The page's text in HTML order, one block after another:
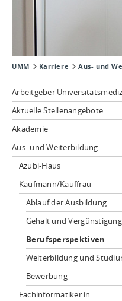
UMM Karriere Aus- und
Arbeitgeber
Aktuelle Stellenangebote
Akademie
Aus- und Weiterbildung
Azubi-Haus
Kaufmann/Kauffrau
Ablauf der Ausbildung
Gehalt und
Berufsperspektiven
Weiterbildung und
Bewerbung
Fachinformatiker:in